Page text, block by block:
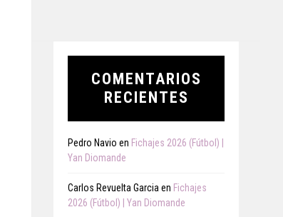
COMENTARIOS
RECIENTES
Pedro Navio en Fichajes 2026 (Fútbol) |
Yan Diomande
Carlos Revuelta Garcia en Fichajes
2026 (Fútbol) | Yan Diomande